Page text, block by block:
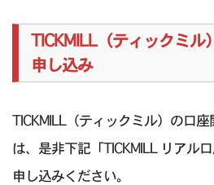
TICKMILL（ティックミル
申し込み
TICKMILL（ティックミル）の口
は、是非下記「TICKMILL リアル
申し込みください。